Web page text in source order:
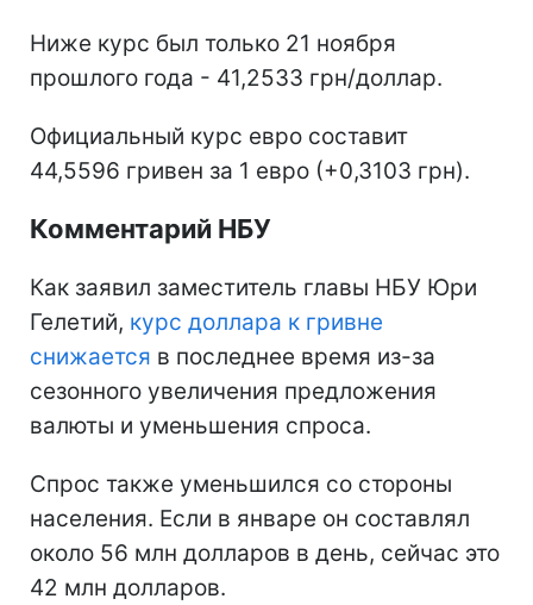
Ниже курс был только 21 ноября
прошлого года - 41,2533 грн/доллар.
Официальный курс евро составит
44,5596 гривен за 1 евро (+0,3103 грн).
Комментарий НБУ
Как заявил заместитель главы НБУ Юри
Гелетий, курс доллара к гривне
снижается в последнее время из-за
сезонного увеличения предложения
валюты и уменьшения спроса.
Спрос также уменьшился со стороны
населения. Если в январе он составлял
около 56 млн долларов в день, сейчас это
42 млн долларов.